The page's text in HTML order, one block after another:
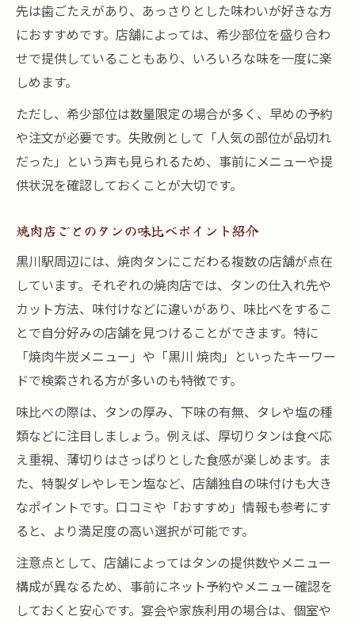
先は歯ごたえがあり、あっさりとした味わいが好きな方
におすすめです。店舗によっては、希少部位を盛り合わ
せで提供していることもあり、いろいろな味を一度に楽
しめます。
ただし、希少部位は数量限定の場合が多く、早めの予約
や注文が必要です。失敗例として「人気の部位が品切れ
だった」という声も見られるため、事前にメニューや提
供状況を確認しておくことが大切です。
焼肉店ごとのタンの味比べポイント紹介
黒川駅周辺には、焼肉タンにこだわる複数の店舗が点在
しています。それぞれの焼肉店では、タンの仕入れ先や
カット方法、味付けなどに違いがあり、味比べをするこ
とで自分好みの店舗を見つけることができます。特に
「焼肉牛炭メニュー」や「黒川 焼肉」といったキーワー
ドで検索される方が多いのも特徴です。
味比べの際は、タンの厚み、下味の有無、タレや塩の種
類などに注目しましょう。例えば、厚切りタンは食べ応
え重視、薄切りはさっぱりとした食感が楽しめます。ま
た、特製ダレやレモン塩など、店舗独自の味付けも大き
なポイントです。口コミや「おすすめ」情報も参考にす
ると、より満足度の高い選択が可能です。
注意点として、店舗によってはタンの提供数やメニュー
構成が異なるため、事前にネット予約やメニュー確認を
しておくと安心です。宴会や家族利用の場合は、個室や